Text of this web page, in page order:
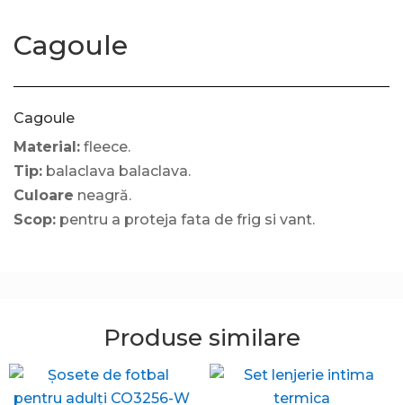
Cagoule
Cagoule
Material: fleece.
Tip: balaclava balaclava.
Culoare neagră.
Scop: pentru a proteja fata de frig si vant.
Produse similare